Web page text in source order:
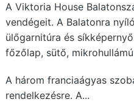
A Viktoria House
vendégeit. A Balatonra
ülőgarnitúra és
főzőlap, sütő,
A három franciaágyas
rendelkezésre. A...